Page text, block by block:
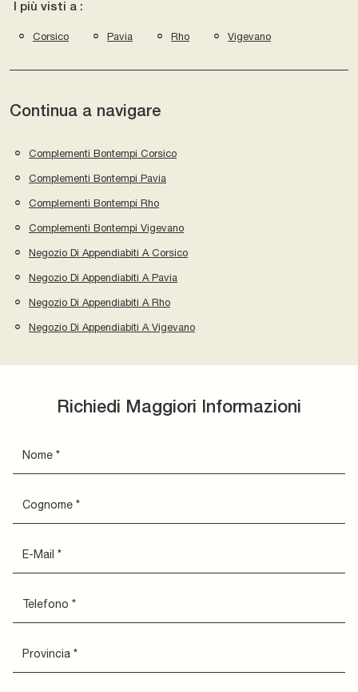
I più visti a :
Corsico Pavia Rho Vigevano
Continua a navigare
Complementi Bontempi Corsico
Complementi Bontempi Pavia
Complementi Bontempi Rho
Complementi Bontempi Vigevano
Negozio Di Appendiabiti A Corsico
Negozio Di Appendiabiti A Pavia
Negozio Di Appendiabiti A Rho
Negozio Di Appendiabiti A Vigevano
Richiedi Maggiori Informazioni